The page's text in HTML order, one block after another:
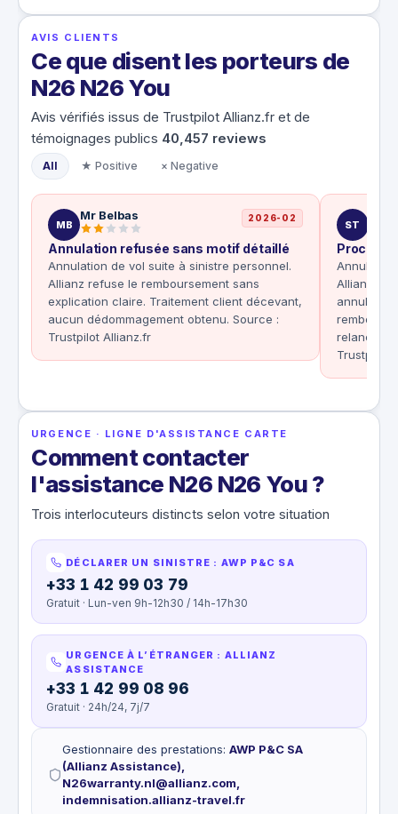
AVIS CLIENTS
Ce que disent les porteurs de
N26 N26 You
Avis vérifiés issus de Trustpilot Allianz.fr et de
témoignages publics 40,457 reviews
All ★ Positive × Negative
MB
Mr Belbas 2026-02
Annulation refusée sans motif détaillé
Annulation de vol suite à sinistre personnel.
Allianz refuse le remboursement sans
explication claire. Traitement client décevant,
aucun dédommagement obtenu. Source :
Trustpilot Allianz.fr
ST
Allianz
annulés
relances
Trustpilot
URGENCE · LIGNE D'ASSISTANCE CARTE
Comment contacter
l'assistance N26 N26 You ?
Trois interlocuteurs distincts selon votre situation
DÉCLARER UN SINISTRE : AWP P&C SA
+33 1 42 99 03 79
Gratuit · Lun-ven 9h-12h30 / 14h-17h30
URGENCE À L’ÉTRANGER : ALLIANZ
ASSISTANCE
+33 1 42 99 08 96
Gratuit · 24h/24, 7j/7
Gestionnaire des prestations: AWP P&C SA
(Allianz Assistance),
N26warranty.nl@allianz.com,
indemnisation.allianz-travel.fr